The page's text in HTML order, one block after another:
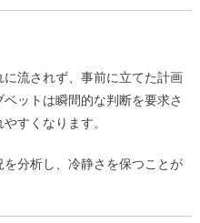
流されず、事前に立てた計画
ットは瞬間的な判断を要求さ
すくなります。
分析し、冷静さを保つことが